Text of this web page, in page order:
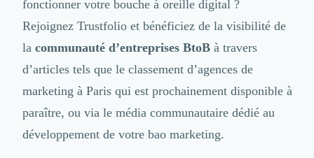
fonctionner votre bouche à oreille digital?
Rejoignez Trustfolio et bénéficiez de la visibilité de
la communauté d’entreprises BtoBà travers
d’articles tels que le classement d’agences de
marketing à Paris qui est prochainement disponible à
paraître, ou via le média communautaire dédié au
développement de votre bao marketing.